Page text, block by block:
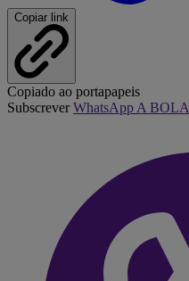
Copiar link
Copiado ao portapapeis
SubscreverWhatsApp A BOLA